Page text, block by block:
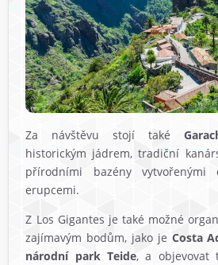
Za návštěvu stojí také
historickým jádrem, tradiční
přírodními bazény vytvořenými
erupcemi.
Z Los Gigantes je také možné
zajímavým bodům, jako je Costa
národní park Teide, a objevovat